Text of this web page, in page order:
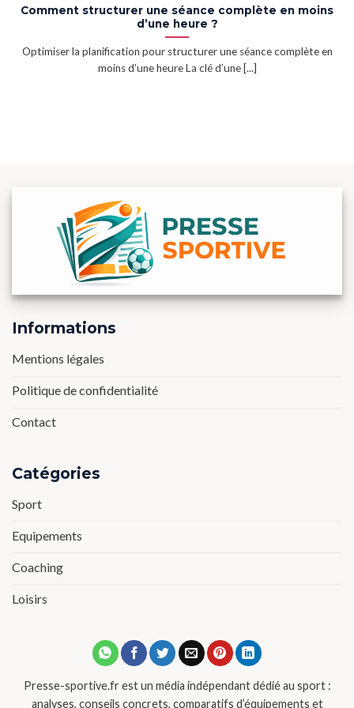
Comment structurer une séance complète en moins
d’une heure ?
Optimiser la planification pour structurer une séance complète en
moins d’une heure La clé d’une [...]
Informations
Mentions légales
Politique de confidentialité
Contact
Catégories
Sport
Equipements
Coaching
Loisirs
Presse-sportive.fr est un média indépendant dédié au sport :
analyses, conseils concrets, comparatifs d’équipements et